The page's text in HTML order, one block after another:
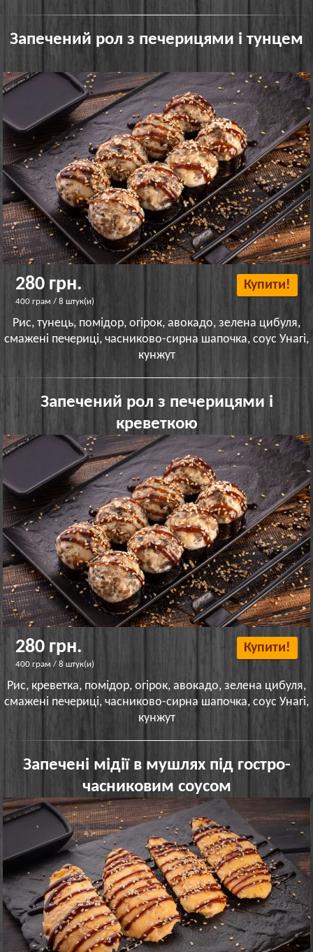
Запечений рол з печерицями і тунцем
280 грн.
400 грам / 8 штук(и)
Купити!
Рис, тунець, помідор, огірок, авокадо, зелена цибуля,
смажені печериці, часниково-сирна шапочка, соус Унагі,
кунжут
Запечений рол з печерицями і
креветкою
280 грн.
400 грам / 8 штук(и)
Купити!
Рис, креветка, помідор, огірок, авокадо, зелена цибуля,
смажені печериці, часниково-сирна шапочка, соус Унагі,
кунжут
Запечені мідії в мушлях під гостро-
часниковим соусом